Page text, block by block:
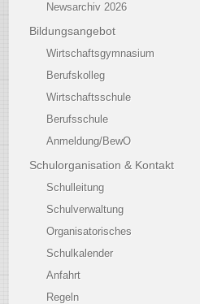
Newsarchiv 2026
Bildungsangebot
Wirtschaftsgymnasium
Berufskolleg
Wirtschaftsschule
Berufsschule
Anmeldung/BewO
Schulorganisation & Kontakt
Schulleitung
Schulverwaltung
Organisatorisches
Schulkalender
Anfahrt
Regeln